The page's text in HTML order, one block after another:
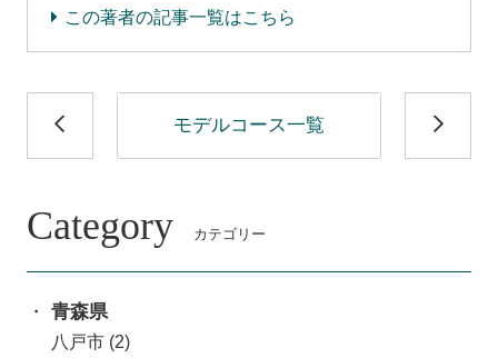
この著者の記事一覧はこちら
モデルコース一覧
Category カテゴリー
青森県(3)
八戸市(2)